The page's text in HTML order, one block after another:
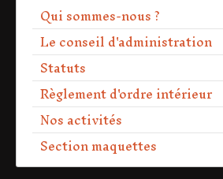
Qui sommes-nous ?
Le conseil d'administration
Statuts
Règlement d'ordre intérieur
Nos activités
Section maquettes